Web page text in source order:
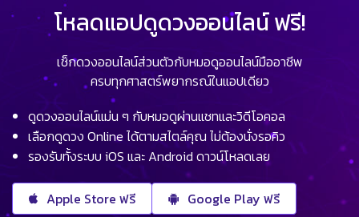
โหลดแอปดูดวงออนไลน์ ฟรี!
เช็กดวงออนไลน์ส่วนตัวกับหมอดูออนไลน์มืออาชีพ
ครบทุกศาสตร์พยากรณ์ในแอปเดียว
ดูดวงออนไลน์แม่น ๆ กับหมอดูผ่านแชทและวิดีโอคอล
เลือกดูดวง Online ได้ตามสไตล์คุณ ไม่ต้องนั่งรอคิว
รองรับทั้งระบบ iOS และ Android ดาวน์โหลดเลย
Apple Store ฟรี Google Play ฟรี